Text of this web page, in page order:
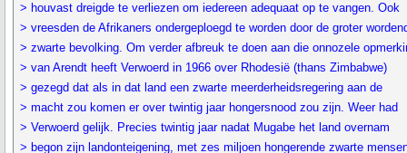
> houvast dreigde te verliezen om iedereen adequaat op te vangen. Ook
> vreesden de Afrikaners ondergeploegd te worden door de groter
> zwarte bevolking. Om verder afbreuk te doen aan die onnozele
> van Arendt heeft Verwoerd in 1966 over Rhodesië (thans Zimbabwe)
> gezegd dat als in dat land een zwarte meerderheidsregering aan de
> macht zou komen er over twintig jaar hongersnood zou zijn. Weer had
> Verwoerd gelijk. Precies twintig jaar nadat Mugabe het land overnam
> begon zijn landonteigening, met zes miljoen hongerende zwarte